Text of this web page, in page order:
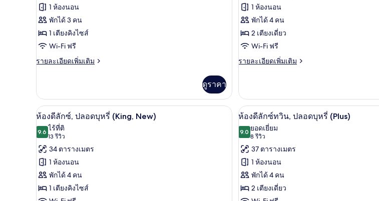
น,
ปลอด
บุหรี่,
ห้อง
น,
ปลอด
บุหรี่
(with
bed)
ห้อง
ซู
พี
เรีย,
(King)
1 ห้องนอน
พักได้ 3 คน
1 เตียงคิงไซส์
Wi-Fi ฟรี
รายละเอียดเพิ่มเติม
ราย
เกี่ยว
กับ
ห้อง
พี
ปลอด
บุหรี่
(King)
ดูราคา
ห้อง
สแตนดาร์ด
ทวิน,
ปลอด
1 ห้องนอน
พักได้ 4 คน
2 เตียงเดี่ยว
Wi-Fi ฟรี
รายละเอียดเพิ่มเติม
ราย
เกี่ยว
กับ
ห้อง
สแตนดาร์ด
ทวิ
ปลอด
บุหรี่
เปิด
ภาพถ่าย
ทั้งหมด
ของ
ห้อง
ดี
1 ห้องนอน, เครื่องนอนระดับพรีเมียม, ผ้านวมขนเป็ด, ตู้นิรภัยในห้องพัก
8
ห้องดีลักซ์, ปลอดบุหรี่ (King, New)
9.69.6 จาก 10
ไร้ที่ติ
13 รีวิว
(13
รีวิว)
34 ตารางเมตร
1 ห้องนอน
พักได้ 4 คน
1 เตียงคิงไซส์
เปิด
ภาพถ่าย
ทั้งหมด
ของ
ห้อง
ดี
1 ห้องนอน, เ
7
ห้องดีลักซ์ทวิน, ปลอดบุหรี่ (Plus)
9.09.0 จาก 10
ยอดเยี่ยม
8 รีวิว
(8
รีวิว)
37 ตารางเมตร
1 ห้องนอน
พักได้ 4 คน
2 เตียงเดี่ยว